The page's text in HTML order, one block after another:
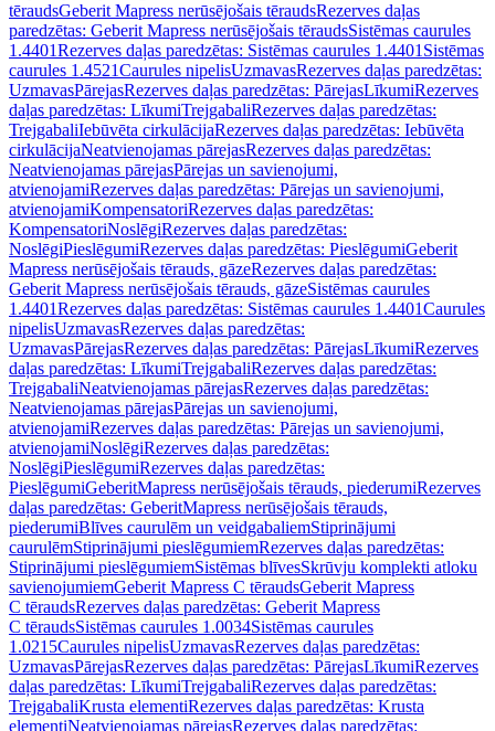
tēraudsGeberit Mapress nerūsējošais tēraudsRezerves daļas
paredzētas: Geberit Mapress nerūsējošais tēraudsSistēmas caurules
1.4401Rezerves daļas paredzētas: Sistēmas caurules 1.4401 Sistēmas
caurules 1.4521Caurules nipelisUzmavasRezerves daļas paredzētas:
UzmavasPārejasRezerves daļas paredzētas: PārejasLīkumiRezerves
daļas paredzētas: LīkumiTrejgabaliRezerves daļas paredzētas:
TrejgabaliIebūvēta cirkulācijaRezerves daļas paredzētas: Iebūvēta
cirkulācijaNeatvienojamas pārejasRezerves daļas paredzētas:
Neatvienojamas pārejasPārejas un savienojumi,
atvienojamiRezerves daļas paredzētas: Pārejas un savienojumi,
atvienojamiKompensatoriRezerves daļas paredzētas:
KompensatoriNoslēgiRezerves daļas paredzētas:
NoslēgiPieslēgumiRezerves daļas paredzētas: PieslēgumiGeberit
Mapress nerūsējošais tērauds, gāzeRezerves daļas paredzētas:
Geberit Mapress nerūsējošais tērauds, gāzeSistēmas caurules
1.4401Rezerves daļas paredzētas: Sistēmas caurules 1.4401Caurules
nipelisUzmavasRezerves daļas paredzētas:
UzmavasPārejasRezerves daļas paredzētas: PārejasLīkumiRezerves
daļas paredzētas: LīkumiTrejgabaliRezerves daļas paredzētas:
TrejgabaliNeatvienojamas pārejasRezerves daļas paredzētas:
Neatvienojamas pārejasPārejas un savienojumi,
atvienojamiRezerves daļas paredzētas: Pārejas un savienojumi,
atvienojamiNoslēgiRezerves daļas paredzētas:
NoslēgiPieslēgumiRezerves daļas paredzētas:
PieslēgumiGeberitMapress nerūsējošais tērauds, piederumiRezerves
daļas paredzētas: GeberitMapress nerūsējošais tērauds,
piederumiBlīves caurulēm un veidgabaliemStiprinājumi
caurulēmStiprinājumi pieslēgumiemRezerves daļas paredzētas:
Stiprinājumi pieslēgumiemSistēmas blīvesSkrūvju komplekti atloku
savienojumiemGeberit Mapress C tēraudsGeberit Mapress
C tēraudsRezerves daļas paredzētas: Geberit Mapress
C tēraudsSistēmas caurules 1.0034Sistēmas caurules
1.0215Caurules nipelisUzmavasRezerves daļas paredzētas:
UzmavasPārejasRezerves daļas paredzētas: PārejasLīkumiRezerves
daļas paredzētas: LīkumiTrejgabaliRezerves daļas paredzētas:
TrejgabaliKrusta elementiRezerves daļas paredzētas: Krusta
elementiNeatvienojamas pārejasRezerves daļas paredzētas: